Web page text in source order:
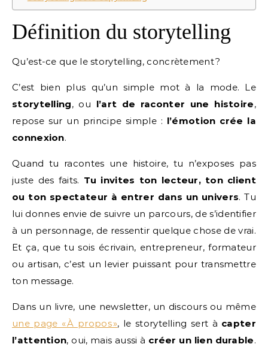
Définition du storytelling
Qu’est-ce que le storytelling, concrètement ?
C’est bien plus qu’un simple mot à la mode. Le
storytelling, ou l’art de raconter une histoire,
repose sur un principe simple : l’émotion crée la
connexion.
Quand tu racontes une histoire, tu n’exposes pas
juste des faits. Tu invites ton lecteur, ton client
ou ton spectateur à entrer dans un univers. Tu
lui donnes envie de suivre un parcours, de s’identifier
à un personnage, de ressentir quelque chose de vrai.
Et ça, que tu sois écrivain, entrepreneur, formateur
ou artisan, c’est un levier puissant pour transmettre
ton message.
Dans un livre, une newsletter, un discours ou même
une page « À propos », le storytelling sert à capter
l’attention, oui, mais aussi à créer un lien durable.